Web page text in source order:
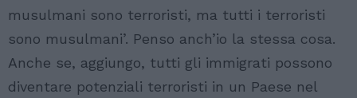
musulmani sono terroristi, ma tutti i terroristi
sono musulmani’. Penso anch’io la stessa cosa.
Anche se, aggiungo, tutti gli immigrati possono
diventare potenziali terroristi in un Paese nel